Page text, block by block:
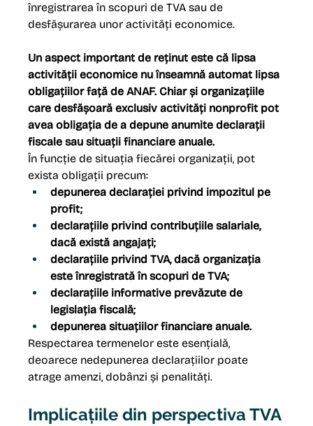
înregistrarea în scopuri de TVA sau de
desfășurarea unor activități economice.
Un aspect important de reținut este că lipsa
activității economice nu înseamnă automat lipsa
obligațiilor față de ANAF. Chiar și organizațiile
care desfășoară exclusiv activități nonprofit pot
avea obligația de a depune anumite declarații
fiscale sau situații financiare anuale.
În funcție de situația fiecărei organizații, pot
exista obligații precum:
depunerea declarației privind impozitul pe
profit;
declarațiile privind contribuțiile salariale,
dacă există angajați;
declarațiile privind TVA, dacă organizația
este înregistrată în scopuri de TVA;
declarațiile informative prevăzute de
legislația fiscală;
depunerea situațiilor financiare anuale.
Respectarea termenelor este esențială,
deoarece nedepunerea declarațiilor poate
atrage amenzi, dobânzi și penalități.
Implicațiile din perspectiva TVA